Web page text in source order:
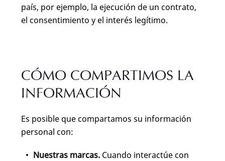
país, por ejemplo, la ejecución de un contrato,
el consentimiento y el interés legítimo.
CÓMO COMPARTIMOS LA
INFORMACIÓN
Es posible que compartamos su información
personal con:
Nuestras marcas. Cuando interactúe con